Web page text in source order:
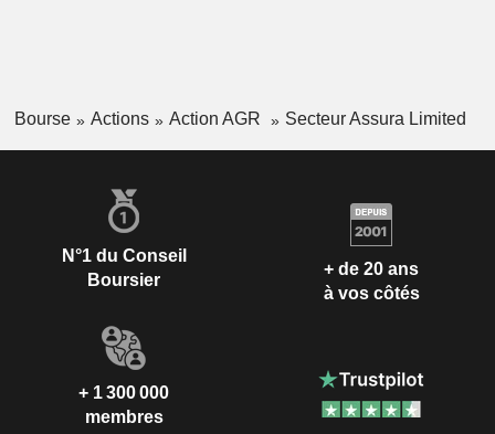
Bourse Actions Action AGR Secteur Assura Limited
N°1 du Conseil
Boursier
+ de 20 ans
à vos côtés
+ 1 300 000
membres